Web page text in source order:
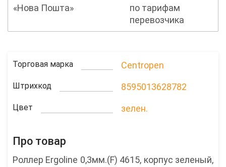
«Нова Пошта»
по тарифам
перевозчика
Торговая марка Centropen
Штрихкод 8595013628782
Цвет зелен.
Про товар
Роллер Ergoline 0,3мм.(F) 4615, корпус зеленый,